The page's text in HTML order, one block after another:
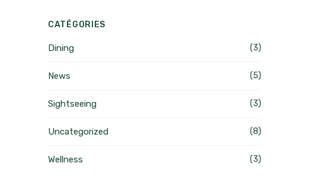
CATÉGORIES
Dining (3)
News (5)
Sightseeing (3)
Uncategorized (8)
Wellness (3)